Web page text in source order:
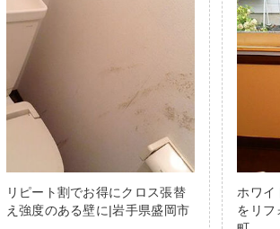
リピート割でお得にクロス張替
え強度のある壁に|岩手県盛岡市
ホワイ
をリフ